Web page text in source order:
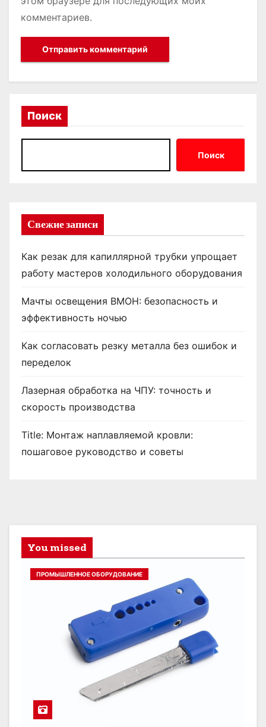
комментариев.
Поиск
Поиск
Свежие записи
Как резак для капиллярной трубки упрощает
работу мастеров холодильного оборудования
Мачты освещения ВМОН: безопасность и
эффективность ночью
Как согласовать резку металла без ошибок и
переделок
Лазерная обработка на ЧПУ: точность и
скорость производства
Title: Монтаж наплавляемой кровли:
пошаговое руководство и советы
You missed
ПРОМЫШЛЕННОЕ ОБОРУДОВАНИЕ